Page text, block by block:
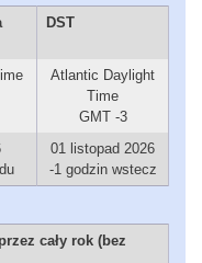
DST
Atlantic Daylight
Time
GMT -3
01 listopad 2026
-1 godzin wstecz
cały rok (bez